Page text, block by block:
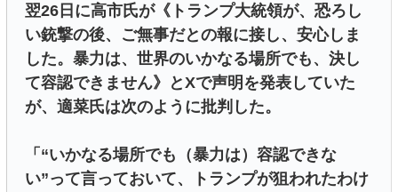
翌26日に高市氏が《トランプ大統領が、恐ろし
い銃撃の後、ご無事だとの報に接し、安心しま
した。暴力は、世界のいかなる場所でも、決し
て容認できません》とXで声明を発表していた
が、適菜氏は次のように批判した。
「“いかなる場所でも（暴力は）容認できな
い”って言っておいて、トランプが狙われたわけ